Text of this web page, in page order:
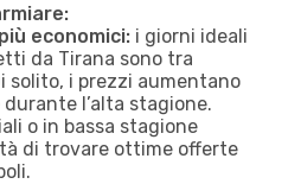
economici: i giorni ideali
da Tirana sono tra
solito, i prezzi aumentano
l’alta stagione.
o in bassa stagione
di trovare ottime offerte